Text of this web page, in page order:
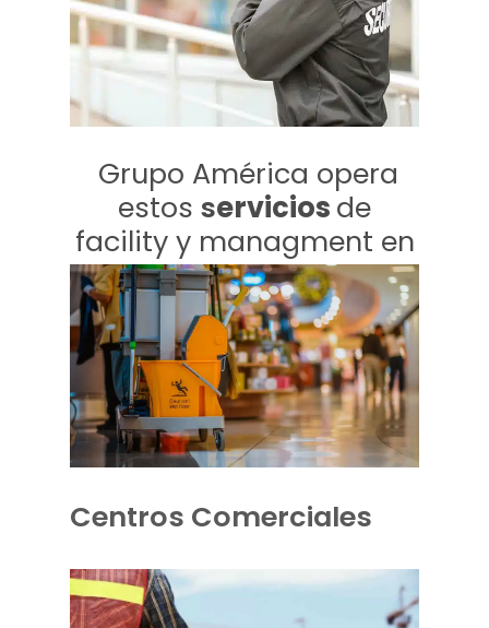
Grupo América opera
estos serviciosde
facility y managment en
Centros Comerciales